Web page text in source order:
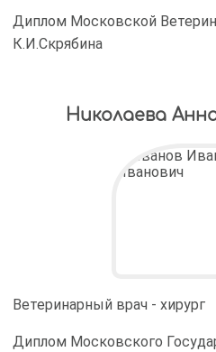
Диплом Московской
К.И.Скрябина
Николаева
Ветеринарный врач - хирург
Диплом Московского